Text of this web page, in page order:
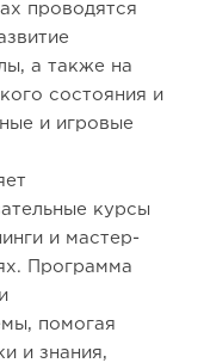
проводятся
а также на
состояния и
и игровые
курсы
и мастер-
Программа
помогая
и знания,